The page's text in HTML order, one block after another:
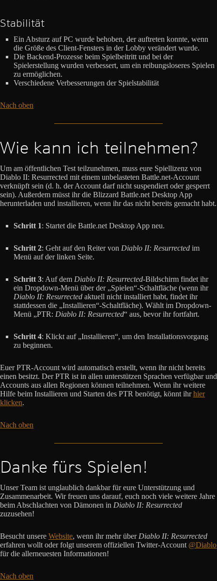
Stabilität
Ein Absturz auf PC wurde behoben, der auftreten konnte, wenn
die Größe des Client-Fensters in der Lobby verändert wurde.
Die Backend-Prozesse beim Spielbeitritt und bei der
Spielerstellung wurden verbessert, um ein reibungsloseres Spielen
zu ermöglichen.
Verschiedene Verbesserungen der Spielstabilität
Nach oben
Wie kann ich teilnehmen?
Um am öffentlichen Test teilzunehmen, muss eure Spiellizenz von
Diablo II: Resurrected mit einem unbelasteten Battle.net-Account
verknüpft sein (d. h. der Account darf nicht suspendiert oder gesperrt
sein). Außerdem müsst ihr die Blizzard Battle.net Desktop App
herunterladen und installieren, wenn ihr das nicht bereits gemacht habt.
Schritt 1: Startet die Battle.net Desktop App neu.
Schritt 2: Geht auf den Reiter von Diablo II: Resurrected im
Menü auf der linken Seite.
Schritt 3: Auf dem Diablo II: Resurrected-Bildschirm findet ihr
ein Dropdown-Menü über der „Spielen“-Schaltfläche (wenn ihr
Diablo II: Resurrected aktuell nicht installiert habt, findet ihr
stattdessen die „Installieren“-Schaltfläche). Wählt im Dropdown-
Menü „PTR: Diablo II: Resurrected“ aus, bevor ihr fortfahrt.
Schritt 4: Klickt auf „Installieren“, um den Installationsvorgang
zu beginnen.
Euer PTR-Account wird automatisch erstellt, wenn ihr nicht bereits
einen besitzt. Der PTR ist in allen unterstützen Sprachen verfügbar und
Accounts aus allen Regionen können teilnehmen. Wenn ihr weitere
Hilfe beim Installieren und Starten des PTR benötigt, könnt ihrhier
klicken.
Nach oben
Danke fürs Spielen!
Unser Team ist unglaublich dankbar für eure Unterstützung und
Zusammenarbeit. Wir freuen uns darauf, euch noch viele weitere Jahre
beim Abschlachten von Dämonen in Diablo II: Resurrected
zuzusehen!
Besucht unsere Website, wenn ihr mehr über Diablo II: Resurrected
erfahren wollt oder folgt unserem offiziellen Twitter-Account @Diablo
für die allerneuesten Informationen!
Nach oben